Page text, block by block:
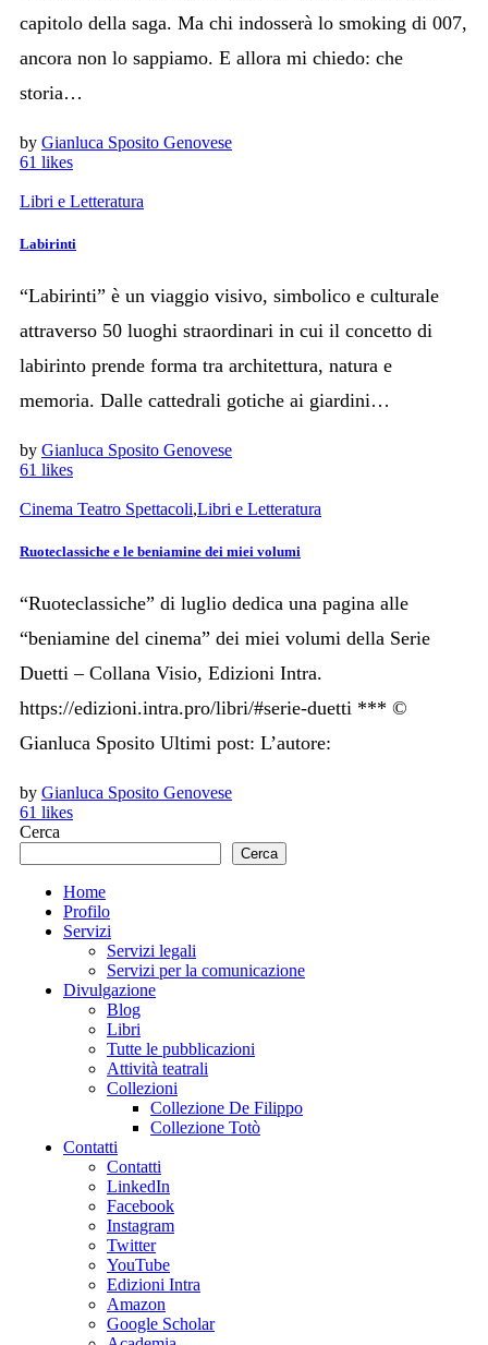
capitolo della saga. Ma chi indosserà lo smoking di 007,
ancora non lo sappiamo. E allora mi chiedo: che
storia…
by Gianluca Sposito Genovese
61 likes
Libri e Letteratura
Labirinti
“Labirinti” è un viaggio visivo, simbolico e culturale
attraverso 50 luoghi straordinari in cui il concetto di
labirinto prende forma tra architettura, natura e
memoria. Dalle cattedrali gotiche ai giardini…
by Gianluca Sposito Genovese
61 likes
Cinema Teatro Spettacoli,Libri e Letteratura
Ruoteclassiche e le beniamine dei miei volumi
“Ruoteclassiche” di luglio dedica una pagina alle
“beniamine del cinema” dei miei volumi della Serie
Duetti – Collana Visio, Edizioni Intra.
https://edizioni.intra.pro/libri/#serie-duetti *** ©
Gianluca Sposito Ultimi post: L’autore:
by Gianluca Sposito Genovese
61 likes
Cerca
Cerca
Home
Profilo
Servizi
Servizi legali
Servizi per la comunicazione
Divulgazione
Blog
Libri
Tutte le pubblicazioni
Attività teatrali
Collezioni
Collezione De Filippo
Collezione Totò
Contatti
Contatti
LinkedIn
Facebook
Instagram
Twitter
YouTube
Edizioni Intra
Amazon
Google Scholar